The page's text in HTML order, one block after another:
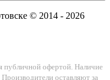
© 2014 - 2026
публичной офертой. Наличие
оставляют за